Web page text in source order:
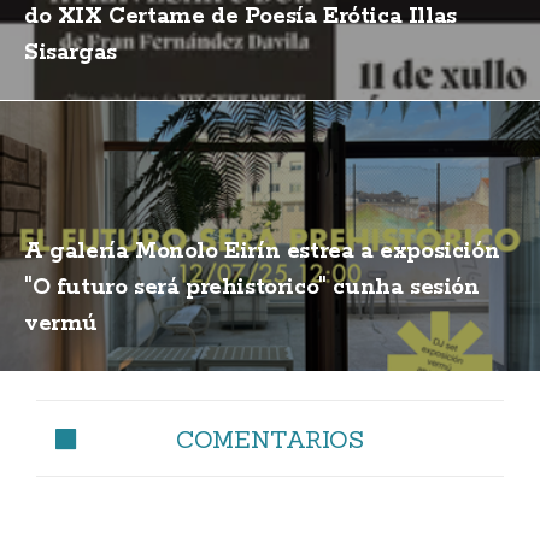
do XIX Certame de Poesía Erótica Illas
Sisargas
A galería Monolo Eirín estrea a exposición
"O futuro será prehistorico" cunha sesión
vermú
COMENTARIOS